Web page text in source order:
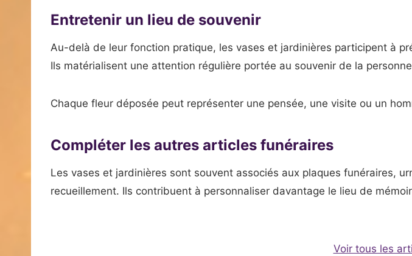
Entretenir un lieu de souvenir
Au-delà de leur fonction pratique, les vases et jardinières participent à
Ils matérialisent une attention régulière portée au souvenir de la
Chaque fleur déposée peut représenter une pensée, une visite ou un
Compléter les autres articles funéraires
Les vases et jardinières sont souvent associés aux plaques funéraires,
recueillement. Ils contribuent à personnaliser davantage le lieu de
Voir tous les